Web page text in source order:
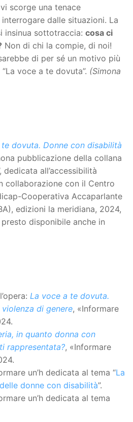
scorge una tenace
dalle situazioni. La
insinua sottotraccia: cosa ci
Non di chi la compie, di noi!
di per sé un motivo più
voce a te dovuta”. (Simona
dovuta. Donne con disabilità
pubblicazione della collana
dedicata all’accessibilità
collaborazione con il Centro
Cooperativa Accaparlante
edizioni la meridiana, 2024,
disponibile anche in
La voce a te dovuta.
di genere, «Informare
in quanto donna con
rappresentata?, «Informare
un’h dedicata al tema “La
donne con disabilità”.
un’h dedicata al tema